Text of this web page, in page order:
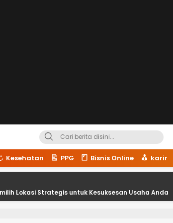
Kesehatan PPG Bisnis Online karir
untuk Kesuksesan Usaha Anda